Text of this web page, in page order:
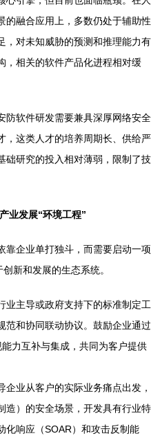
的融合应用上，多数仍处于辅助性
，对未知威胁的预测和推理能力有
，相关的软件产品化进程相对缓
防软件研发需要兼具深厚网络安全
，这类人才的培养周期长、供给严
础研究的投入相对薄弱，限制了技
业发展“环境工程”
靠企业单打独斗，而需要启动一项
新和发展的生态系统。
业主导或政府支持下的标准制定工
范和协同联动协议。鼓励企业通过
力互补与集成，共同为客户提供
企业从客户的实际业务痛点出发，
造）的安全场景，开发具有行业特
化响应（SOAR）和攻击反制能